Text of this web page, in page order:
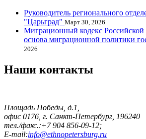
Руководитель регионального
"Царьград" Март 30, 2026
Миграционный кодекс
основа миграционной политики
2026
Наши контакты
Площадь Победы, д.1,
офис 0176, г. Санкт-Петербург, 196240
тел./факс.:+7 904 856-09-12;
E-mail:info@ethnopetersburg.ru